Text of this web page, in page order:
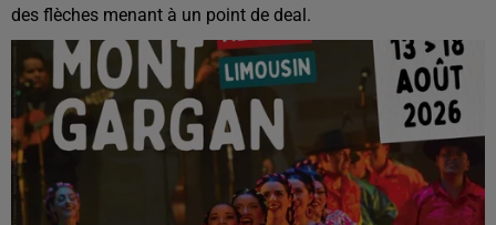
des flèches menant à un point de deal.